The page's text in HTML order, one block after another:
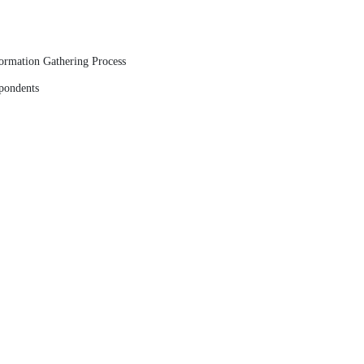
Gathering Process